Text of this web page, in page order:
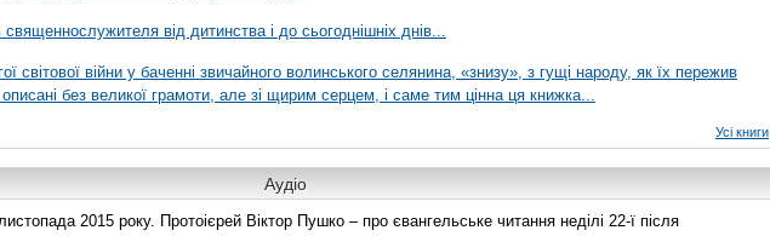
священнослужителя від дитинства і до сьогоднішніх днів...
світової війни у баченні звичайного волинського селянина, «знизу», з гущі народу, як їх пережив
без великої грамоти, але зі щирим серцем, і саме тим цінна ця книжка...
Усі книги
Аудіо
2015 року. Протоієрей Віктор Пушко – про євангельське читання неділі 22-ї після